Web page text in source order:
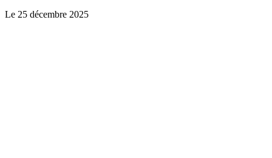
Le 25 décembre 2025